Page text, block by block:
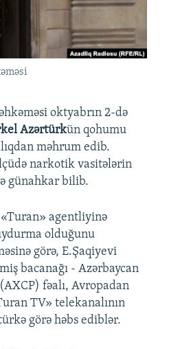
STANDARTLARIMIZ
oktyabrın 2-də
Azərtürkün qohumu
məhrum edib.
narkotik vasitələrin
günahkar bilib.
agentliyinə
olduğunu
görə, E.Şaqiyevi
bacanağı - Azərbaycan
fəalı, Avropadan
TV» telekanalının
görə həbs ediblər.